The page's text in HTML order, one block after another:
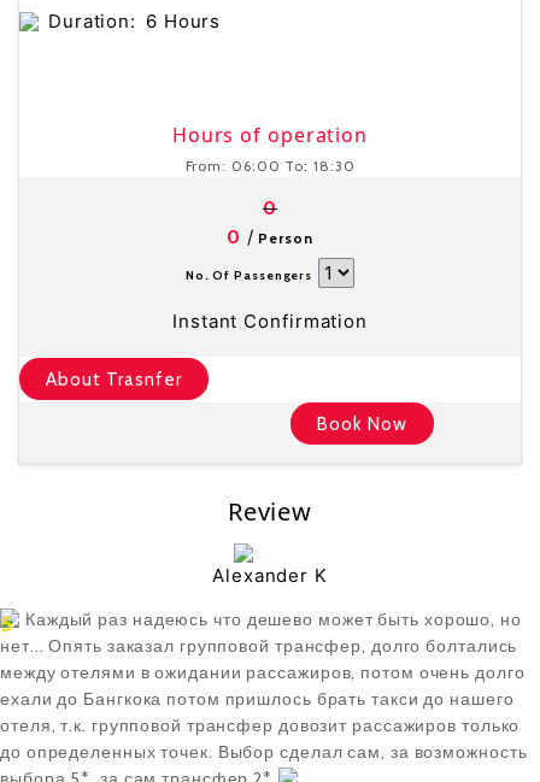
Duration: 6 Hours
Hours of operation
From: 06:00 To: 18:30
0
0 / Person
No. Of Passengers
Instant Confirmation
About Trasnfer
Book Now
Review
Alexander K
5
Каждый раз надеюсь что дешево может быть хорошо, но
нет... Опять заказал групповой трансфер, долго болтались
между отелями в ожидании рассажиров, потом очень долго
ехали до Бангкока потом пришлось брать такси до нашего
отеля, т.к. групповой трансфер довозит рассажиров только
до определенных точек. Выбор сделал сам, за возможность